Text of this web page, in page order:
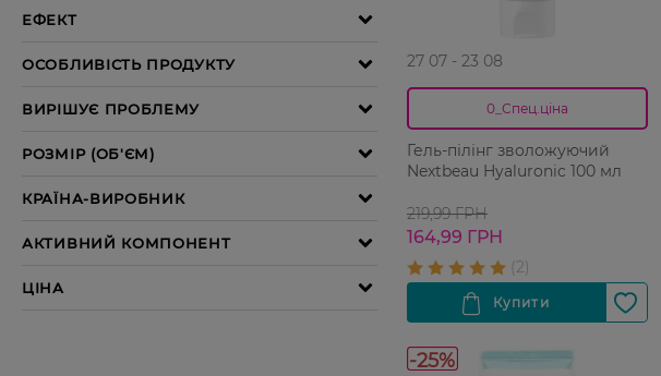
27 07 - 23 08
0_Спец.ціна
Гель-пілінг зволожуючий
Nextbeau Hyaluronic 100 мл
219,99 ГРН
164,99 ГРН
-25%